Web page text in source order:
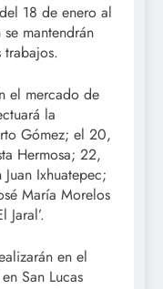
18 de enero al
mantendrán
trabajos.
el mercado de
la
Gómez; el 20,
Hermosa; 22,
Ixhuatepec;
María Morelos
Jaral’.
en el
San Lucas